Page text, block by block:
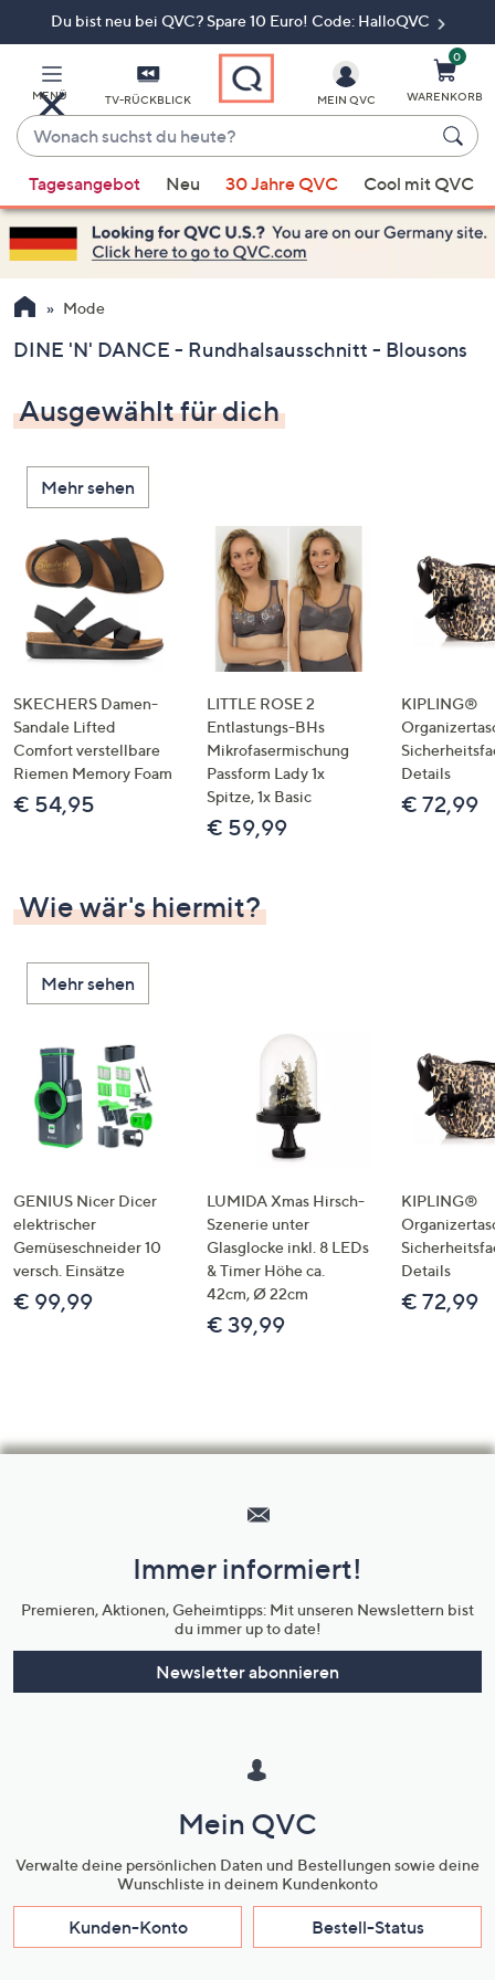
Du bist neu bei QVC? Spare 10 Euro! Code: HalloQVC
MENÜ TV-RÜCKBLICK
Wonach
suchst
du
heute?
Vorschläge
verfügbar
sind,
verwenden
Sie
Pfeiltasten
oben
und
nach
unten
oder
wischen
Sie
Touch-
Geräten
links
bzw.
rechts,
um
diese
MEIN QVC
0
WARENKORB
Tagesangebot Neu 30 Jahre QVC Cool mit QVC
Mode
DINE 'N' DANCE - Rundhalsausschnitt - Blousons
Ausgewählt für dich
Mehr sehen
SKECHERS Damen-
Sandale Lifted
Comfort verstellbare
Riemen Memory Foam
€ 54,95
LITTLE ROSE 2
Entlastungs-BHs
Mikrofasermischung
Passform Lady 1x
Spitze, 1x Basic
€ 59,99
KIPLING®
Details
€ 72,99
Wie wär's hiermit?
Mehr sehen
GENIUS Nicer Dicer
elektrischer
Gemüseschneider 10
versch. Einsätze
€ 99,99
LUMIDA Xmas Hirsch-
Szenerie unter
Glasglocke inkl. 8 LEDs
& Timer Höhe ca.
42cm, Ø 22cm
€ 39,99
KIPLING®
Details
€ 72,99
Unternehmensinformationen
Immer informiert!
Premieren, Aktionen, Geheimtipps: Mit unseren Newslettern bist
du immer up to date!
Newsletter abonnieren
Mein QVC
Verwalte deine persönlichen Daten und Bestellungen sowie deine
Wunschliste in deinem Kundenkonto
Kunden-Konto Bestell-Status